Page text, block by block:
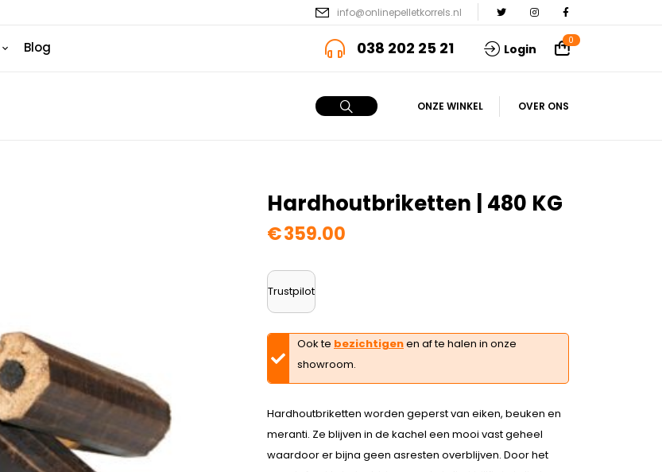
info@onlinepelletkorrels.nl
Blog 038 202 25 21 Login
0
ONZE WINKEL OVER ONS
Hardhoutbriketten | 480 KG
€359.00
Trustpilot
Ook te bezichtigenen af te halen in onze
showroom.
Hardhoutbriketten worden geperst van eiken, beuken en
meranti. Ze blijven in de kachel een mooi vast geheel
waardoor er bijna geen asresten overblijven. Door het